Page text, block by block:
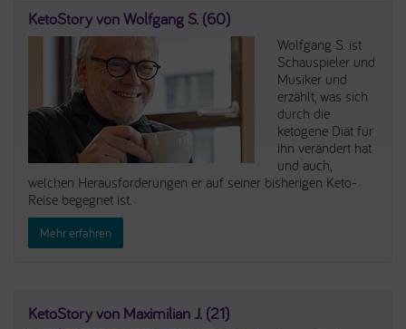
KetoStory von Wolfgang S. (60)
Wolfgang S. ist
Schauspieler und
Musiker und
erzählt, was sich
durch die
ketogene Diät für
ihn verändert hat
und auch,
welchen Herausforderungen er auf seiner bisherigen Keto-
Reise begegnet ist.
Mehr erfahren
KetoStory von Maximilian J. (21)